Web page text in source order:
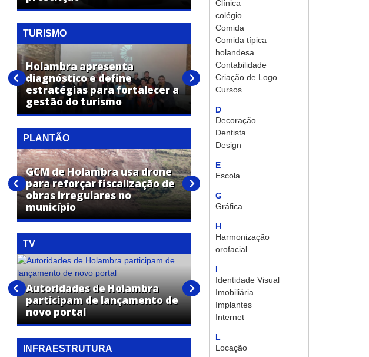
Clínica
colégio
Comida
Comida típica
holandesa
Contabilidade
Criação de Logo
Cursos
D
Decoração
Dentista
Design
E
Escola
G
Gráfica
H
Harmonização
orofacial
I
Identidade Visual
Imobiliária
Implantes
Internet
L
Locação
TURISMO
Holambra apresenta
diagnóstico e define
estratégias para fortalecer a
gestão do turismo
Holambra promove encontro
para discutir gestão do
turismo e desenvolvimento
PLANTÃO
GCM de Holambra usa drone
para reforçar fiscalização de
obras irregulares no
município
Veículo furtado é encontrado
pela Guarda Municipal de
Holambra
TV
Autoridades de Holambra
participam de lançamento de
novo portal
Maestro João Carlos Martins
deixa recado a holambrenses
INFRAESTRUTURA